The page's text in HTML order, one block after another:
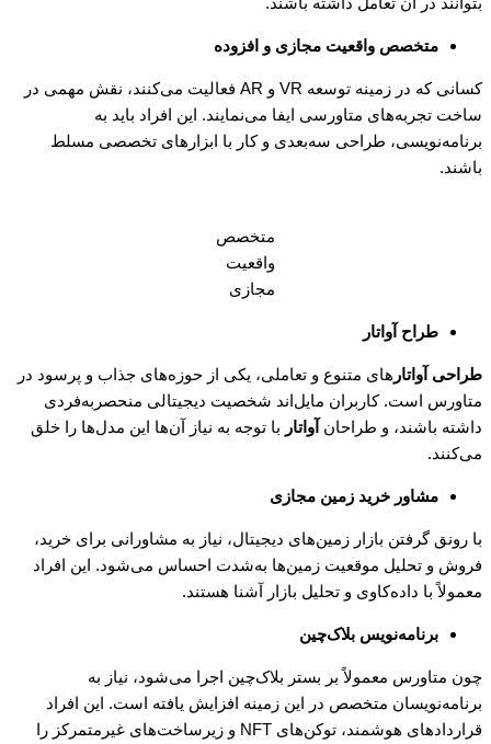
متخصص واقعیت مجازی و افزوده
کسانی که در زمینه توسعه VR و AR فعالیت می‌کنند، نقش مهمی در
ساخت تجربه‌های متاورسی ایفا می‌نمایند. این افراد باید به
برنامه‌نویسی، طراحی سه‌بعدی و کار با ابزارهای تخصصی مسلط
باشند.
متخصص
واقعیت
مجازی
طراح آواتار
طراحی آواتار های متنوع و تعاملی، یکی از حوزه‌های جذاب و پرسود در
متاورس است. کاربران مایل‌اند شخصیت دیجیتالی منحصربه‌فردی
داشته باشند، و طراحان آواتار با توجه به نیاز آن‌ها این مدل‌ها را خلق
می‌کنند.
مشاور خرید زمین مجازی
با رونق گرفتن بازار زمین‌های دیجیتال، نیاز به مشاورانی برای خرید،
فروش و تحلیل موقعیت زمین‌ها به‌شدت احساس می‌شود. این افراد
معمولاً با داده‌کاوی و تحلیل بازار آشنا هستند.
برنامه‌نویس بلاک‌چین
چون متاورس معمولاً بر بستر بلاک‌چین اجرا می‌شود، نیاز به
برنامه‌نویسان متخصص در این زمینه افزایش یافته است. این افراد
قراردادهای هوشمند، توکن‌های NFT و زیرساخت‌های غیرمتمرکز را